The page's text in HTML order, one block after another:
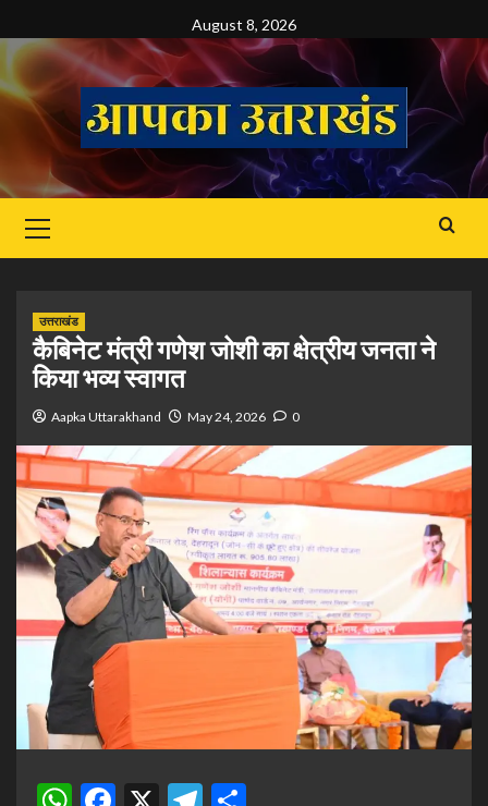
to
content
August 8, 2026
Menu
उत्तराखंड
कैबिनेट मंत्री गणेश जोशी का क्षेत्रीय जनता ने
किया भव्य स्वागत
Aapka Uttarakhand May 24, 2026 0